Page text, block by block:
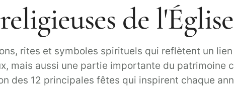
de
rites et symboles spirituels qui reflètent un
mais aussi une partie importante du patrimoine
des 12 principales fêtes qui inspirent chaque